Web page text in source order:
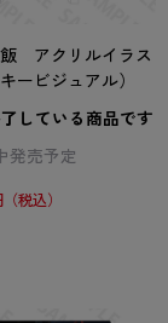
アクリルイラス
ービジュアル）
している商品です
発売予定